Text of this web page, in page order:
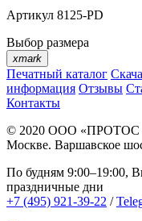
Артикул 8125-PD
Выбор размера
xmark
Печатный каталог
информация Отзывы
Контакты
© 2020 ООО «ПРОТОС
Москве. Варшавское
По будням 9:00–19:00,
праздничные дни
+7 (495) 921-39-22 /